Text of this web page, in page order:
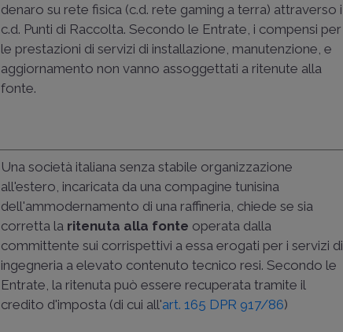
denaro su rete fisica (c.d. rete gaming a terra) attraverso i
c.d. Punti di Raccolta. Secondo le Entrate, i compensi per
le prestazioni di servizi di installazione, manutenzione, e
aggiornamento non vanno assoggettati a ritenute alla
fonte.
Una società italiana senza stabile organizzazione
all'estero, incaricata da una compagine tunisina
dell'ammodernamento di una raffineria, chiede se sia
corretta la ritenuta alla fonte operata dalla
committente sui corrispettivi a essa erogati per i servizi di
ingegneria a elevato contenuto tecnico resi. Secondo le
Entrate, la ritenuta può essere recuperata tramite il
credito d'imposta (di cui all'art. 165 DPR 917/86)